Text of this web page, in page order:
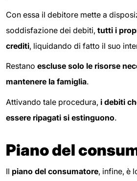
Con essa il debitore mette a
soddisfazione dei debiti, tutti i
crediti, liquidando di fatto il suo
Restano escluse solo le risorse
mantenere la famiglia.
Attivando tale procedura, i debiti
essere ripagati si estinguono.
Piano del
Il piano del consumatore, infine, è